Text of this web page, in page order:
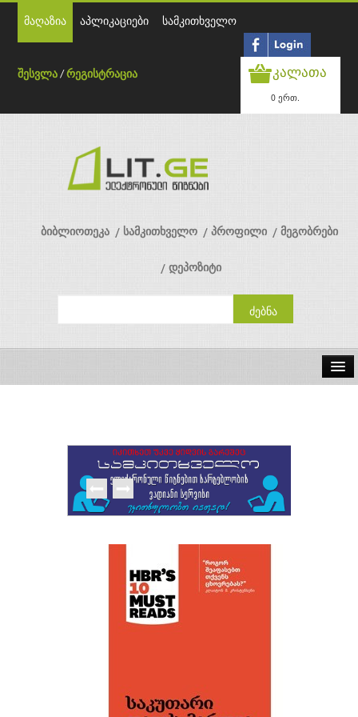
მაღაზია აპლიკაციები სამკითხველო
შესვლა /რეგისტრაცია კალათა
0 ერთ.
ბიბლიოთეკა სამკითხველო პროფილი მეგობრები
დეპოზიტი
გამომცემლობები